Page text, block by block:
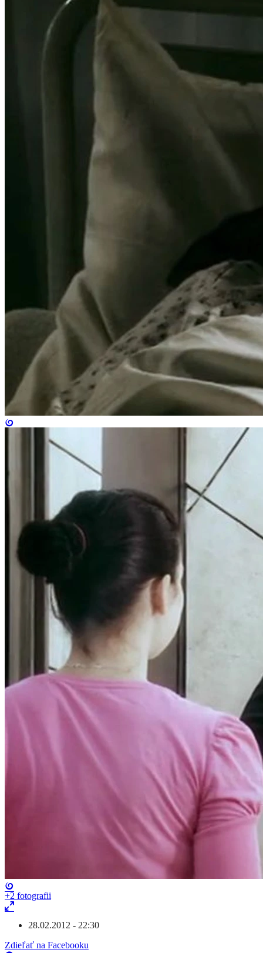
+2 fotografii
28.02.2012 - 22:30
Zdieľať na Facebooku